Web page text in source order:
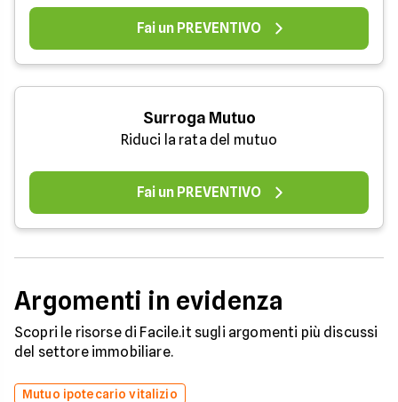
Fai un PREVENTIVO
Surroga Mutuo
Riduci la rata del mutuo
Fai un PREVENTIVO
Argomenti in evidenza
Scopri le risorse di Facile.it sugli argomenti più discussi
del settore immobiliare.
Mutuo ipotecario vitalizio